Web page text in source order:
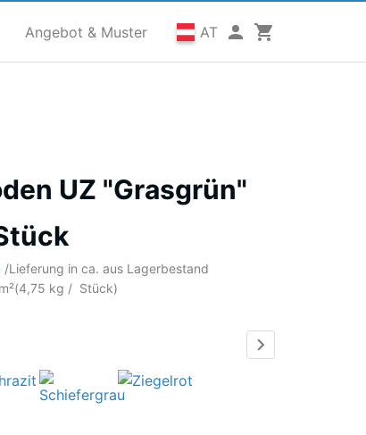
Angebot & Muster AT
UZ "Grasgrün"
/Lieferung in ca. aus Lagerbestand
(4,75 kg / Stück)
Anthrazit Schiefergrau